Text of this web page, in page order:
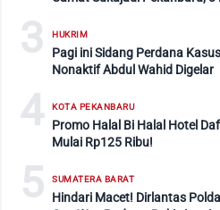
3 HUKRIM
Pagi ini Sidang Perdana
Nonaktif Abdul Wahid Digelar
4 KOTA PEKANBARU
Promo Halal Bi Halal Hotel
Mulai Rp125 Ribu!
5 SUMATERA BARAT
Hindari Macet! Dirlantas